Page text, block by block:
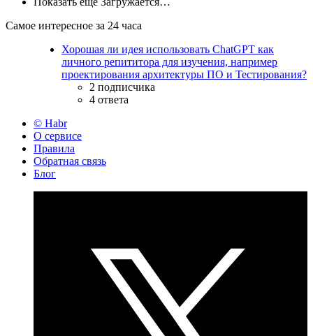
Самое интересное за 24 часа
Хорошая ли идея использовать ChatGPT как
личного репититора для изучения, например
проектирования архитектуры ПО и Тестирования?
2 подписчика
4 ответа
© Habr
О сервисе
Правила
Обратная связь
Блог